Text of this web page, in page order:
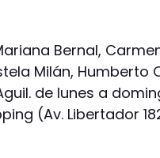
Bernal,
Milán,
de lunes a
(Av. Libertador